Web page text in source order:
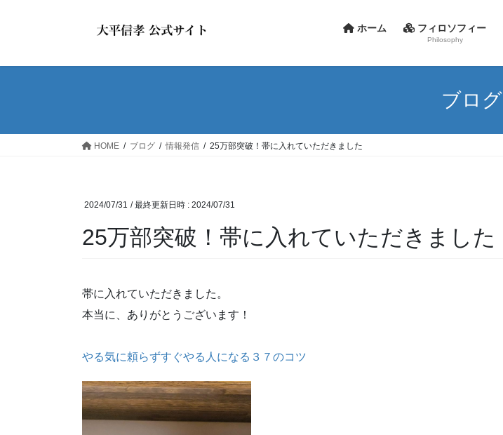
ホーム フィロソフィー
Philosophy
ブログ
HOME ブログ 情報発信 25万部突破！帯に入れていただきました
2024/07/31 / 最終更新日時 : 2024/07/31
25万部突破！帯に入れていただきました
帯に入れていただきました。
本当に、ありがとうございます！
やる気に頼らずすぐやる人になる３７のコツ